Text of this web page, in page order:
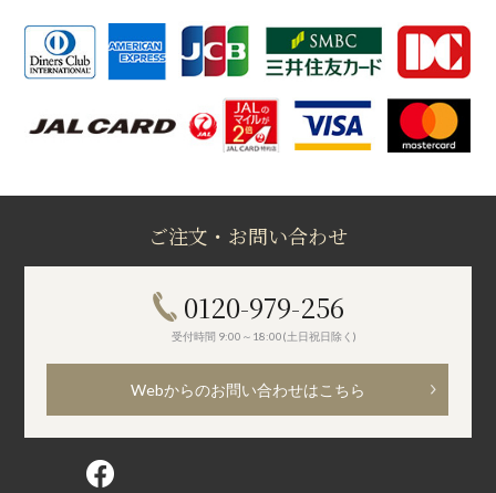
ご注文・お問い合わせ
0120-979-256
受付時間 9:00～18:00(土日祝日除く)
Webからのお問い合わせはこちら